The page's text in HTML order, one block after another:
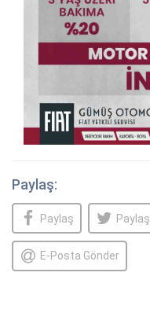
Paylaş:
Paylaş Paylaş
E-Posta Gönder